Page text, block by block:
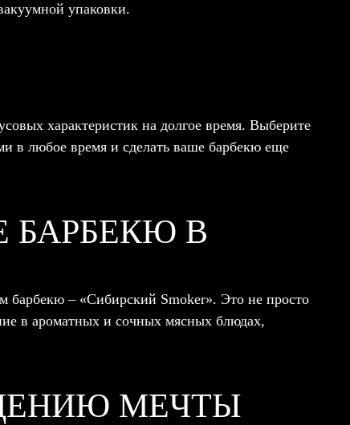
упаковки.
характеристик на долгое время. Выберите
в любое время и сделать ваше барбекю еще
БАРБЕКЮ В
барбекю – «Сибирский Smoker». Это не просто
в ароматных и сочных мясных блюдах,
МЕЧТЫ